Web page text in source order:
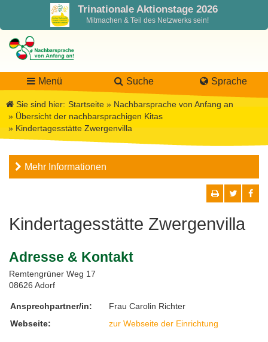
Trinationale Aktionstage 2026
Mitmachen & Teil des Netzwerks sein!
Menü Suche Sprache
LaNa
DPJW Zentralstelle
Team
Newsletter
Termine, Veranstaltungen
Ausschreibungen
Materialien
Materialbibliothek
Elternratgeber
Projekte
Interreg BB-PL 2021-2027
Aktionslandkarte
Sie sind hier: Startseite » Nachbarsprache von Anfang an
» Übersicht der nachbarsprachigen Kitas
» Kindertagesstätte Zwergenvilla
Mehr Informationen
Kindertagesstätte Zwergenvilla
Adresse & Kontakt
Remtengrüner Weg 17
08626 Adorf
Ansprechpartner/in:
Frau Carolin Richter
Webseite:
zur Webseite der Einrichtung